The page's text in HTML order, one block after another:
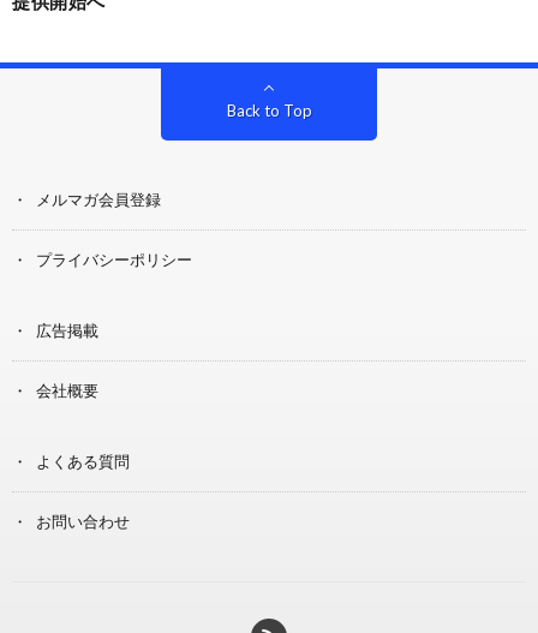
Back to Top
メルマガ会員登録
プライバシーポリシー
広告掲載
会社概要
よくある質問
お問い合わせ